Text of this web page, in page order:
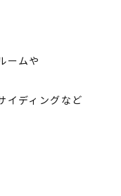
ームや
イディングなど